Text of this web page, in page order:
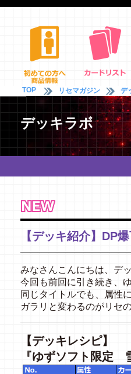
TOP リセマガジン デ
デッキラボ
【デッキ紹介】DP
みなさんこんにちは、デ
今回も前回に引き続き、
同じタイトルでも、属性
ガラリと変わるのがリセ
【デッキレシピ】
『ゆずソフト限定